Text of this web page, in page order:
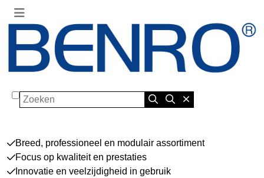
Zoeken
Breed, professioneel en modulair assortiment
Focus op kwaliteit en prestaties
Innovatie en veelzijdigheid in gebruik